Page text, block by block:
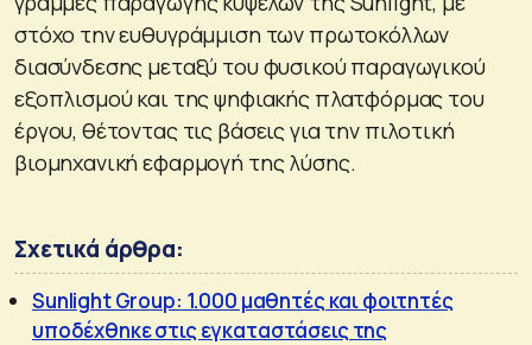
στόχο την ευθυγράμμιση των πρωτοκόλλων
διασύνδεσης μεταξύ του φυσικού παραγωγικού
εξοπλισμού και της ψηφιακής πλατφόρμας του
έργου, θέτοντας τις βάσεις για την πιλοτική
βιομηχανική εφαρμογή της λύσης.
Σχετικά άρθρα:
Sunlight Group: 1.000 μαθητές και φοιτητές
υποδέχθηκε στις εγκαταστάσεις της